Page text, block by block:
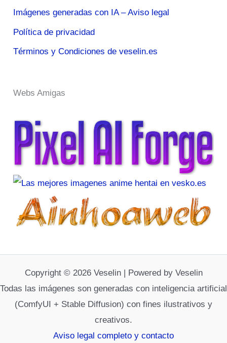
Imágenes generadas con IA – Aviso legal
Política de privacidad
Términos y Condiciones de veselin.es
Webs Amigas
Copyright © 2026 Veselin | Powered by Veselin
Todas las imágenes son generadas con inteligencia artificial
(ComfyUI + Stable Diffusion) con fines ilustrativos y
creativos.
Aviso legal completo y contacto